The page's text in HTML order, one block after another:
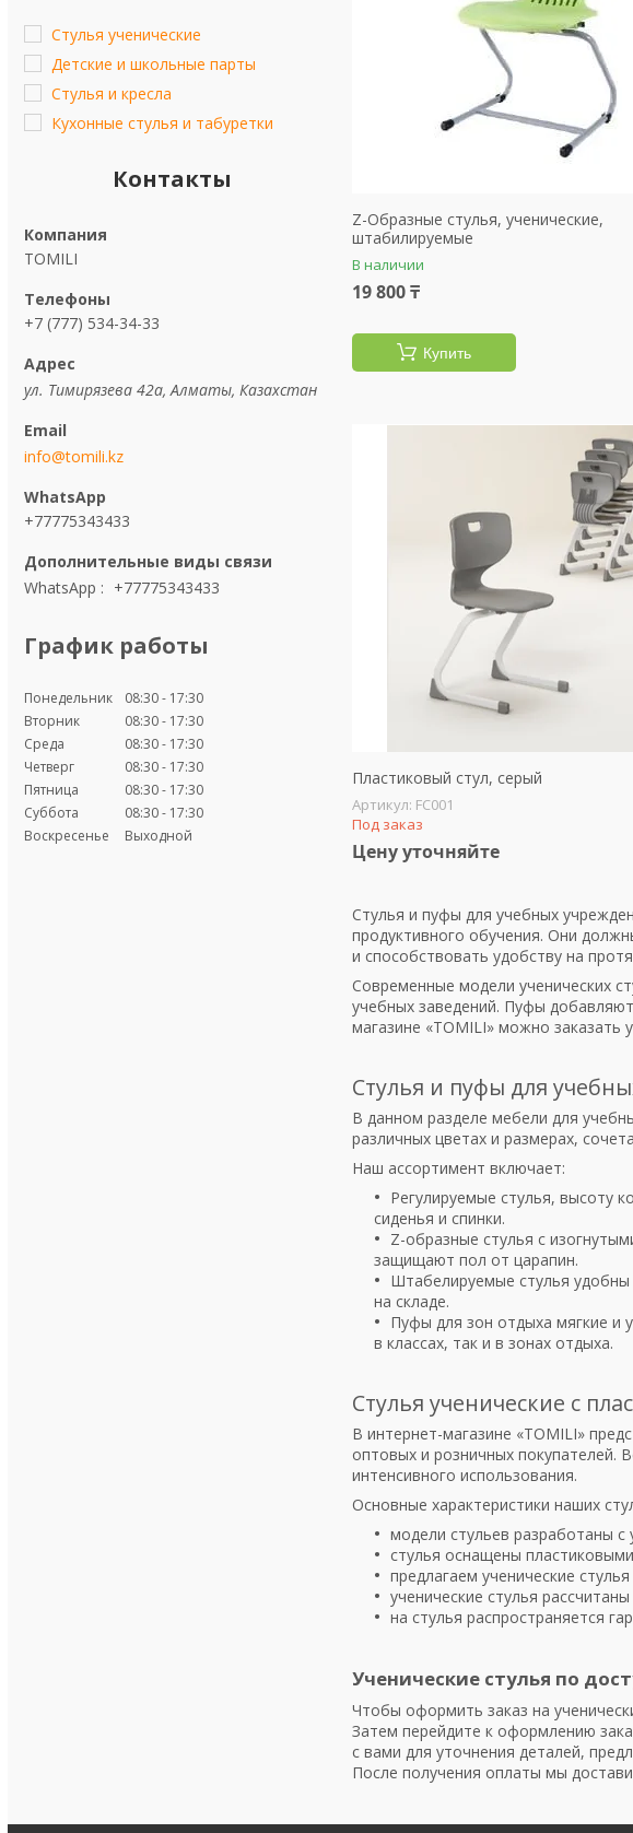
Стулья ученические
Детские и школьные парты
Стулья и кресла
Кухонные стулья и табуретки
Контакты
TOMILI
+7 (777) 534-34-33
ул. Тимирязева 42а, Алматы, Казахстан
info@tomili.kz
+77775343433
WhatsApp +77775343433
График работы
Понедельник 08:30
17:30
Вторник
08:30
17:30
Среда
08:30
17:30
Четверг
08:30
17:30
Пятница
08:30
17:30
Суббота
08:30
17:30
Воскресенье
Выходной
Z-Образные стулья, ученические,
штабилируемые
В наличии
19 800 ₸
Купить
Пластиковый стул, серый
FC001
Под заказ
Цену уточняйте
Стулья и пуфы для учебных
продуктивного обучения. Они
и способствовать удобству на
Современные модели ученических
учебных заведений. Пуфы
магазине «TOMILI» можно заказать
Стулья и пуфы для
В данном разделе мебели для
различных цветах и размерах,
Наш ассортимент включает:
Регулируемые стулья, высоту
сиденья и спинки.
Z-образные стулья с
защищают пол от царапин.
Штабелируемые стулья удобны
на складе.
Пуфы для зон отдыха мягкие и
в классах, так и в зонах отдыха.
Стулья ученические с
В интернет-магазине «TOMILI»
оптовых и розничных покупателей.
интенсивного использования.
Основные характеристики наших
модели стульев разработаны
стулья оснащены
предлагаем ученические
ученические стулья рассчитаны
на стулья распространяется
Ученические стулья по
Чтобы оформить заказ на
Затем перейдите к оформлению
с вами для уточнения деталей,
После получения оплаты мы